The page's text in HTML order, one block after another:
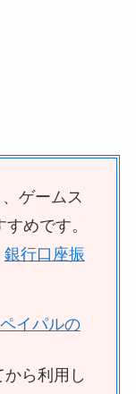
ゲームス
すめです。
銀行口座振
ペイパルの
ら利用し